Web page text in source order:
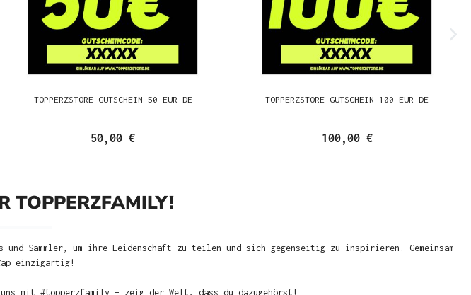
TOPPERZSTORE GUTSCHEIN 50 EUR DE
50,00 €
TOPPERZSTORE GUTSCHEIN 100 EUR DE
100,00 €
TOPPERZFAMILY!
Sammler, um ihre Leidenschaft zu teilen und sich gegenseitig zu inspirieren. Gemeinsam
einzigartig!
mit #topperzfamily – zeig der Welt, dass du dazugehörst!